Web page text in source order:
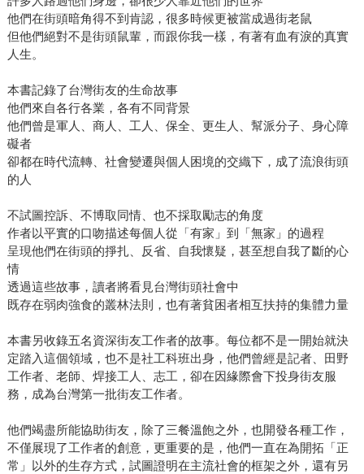
他們在街頭暗角得不到肯認，很多時候更被當成過街老鼠
但他們絕對不是街頭鼠輩，而跟你我一樣，有著有血有淚的真實
人生。
本書記錄了台灣街友的生命故事
他們來自各行各業，各有不同背景
他們曾是軍人、商人、工人、保全、更生人、幫派分子、身心障
礙者
卻都在時代流轉、社會變遷與個人困境的交織下，成了流浪街頭
的人
不試圖控訴、不博取同情、也不採取勵志的角度
作者以平實的口吻描述每個人從「有家」到「無家」的過程
呈現他們在街頭的掙扎、反省、自我懷疑，甚至想自我了斷的心
情
透過這些故事，讀者將看見台灣街頭社會中
既存在弱肉強食的叢林法則，也有著貧困者相互扶持的集體力量
本書另收錄五名資深街友工作者的故事。每位都不是一開始就決
定踏入這個領域，也不是社工科班出身，他們曾經是記者、田野
工作者、老師、焊接工人、志工，卻在因緣際會下投身街友服
務，成為台灣第一批街友工作者。
他們竭盡所能協助街友，除了三餐溫飽之外，也開發各種工作，
不僅展現了工作者的創意，更重要的是，他們一直在為開拓「正
常」以外的生存方式，試圖證明在主流社會的框架之外，還有另